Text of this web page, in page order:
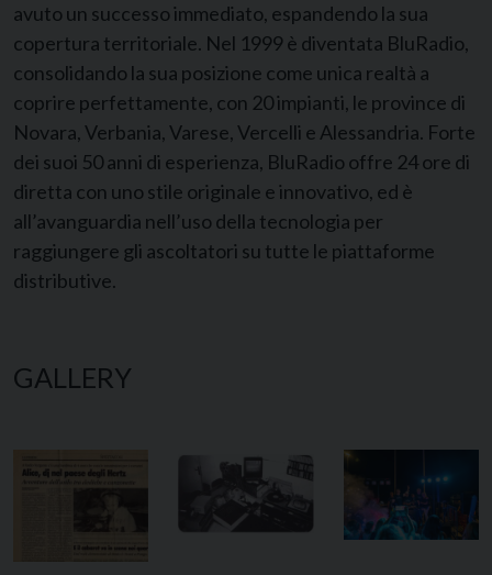
avuto un successo immediato, espandendo la sua
copertura territoriale. Nel 1999 è diventata BluRadio,
consolidando la sua posizione come unica realtà a
coprire perfettamente, con 20 impianti, le province di
Novara, Verbania, Varese, Vercelli e Alessandria. Forte
dei suoi 50 anni di esperienza, BluRadio offre 24 ore di
diretta con uno stile originale e innovativo, ed è
all’avanguardia nell’uso della tecnologia per
raggiungere gli ascoltatori su tutte le piattaforme
distributive.
GALLERY